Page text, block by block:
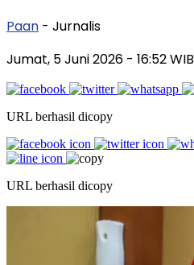
Paan - Jurnalis
Jumat, 5 Juni 2026 - 16:52 WIB
URL berhasil dicopy
URL berhasil dicopy